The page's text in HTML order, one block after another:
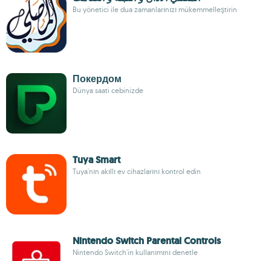
Bu yönetici ile dua zamanlarınızı mükemmelleştirin
Покердом
Dünya saati cebinizde
Tuya Smart
Tuya'nın akıllı ev cihazlarını kontrol edin
Nintendo Switch Parental Controls
Nintendo Switch'in kullanımını denetle